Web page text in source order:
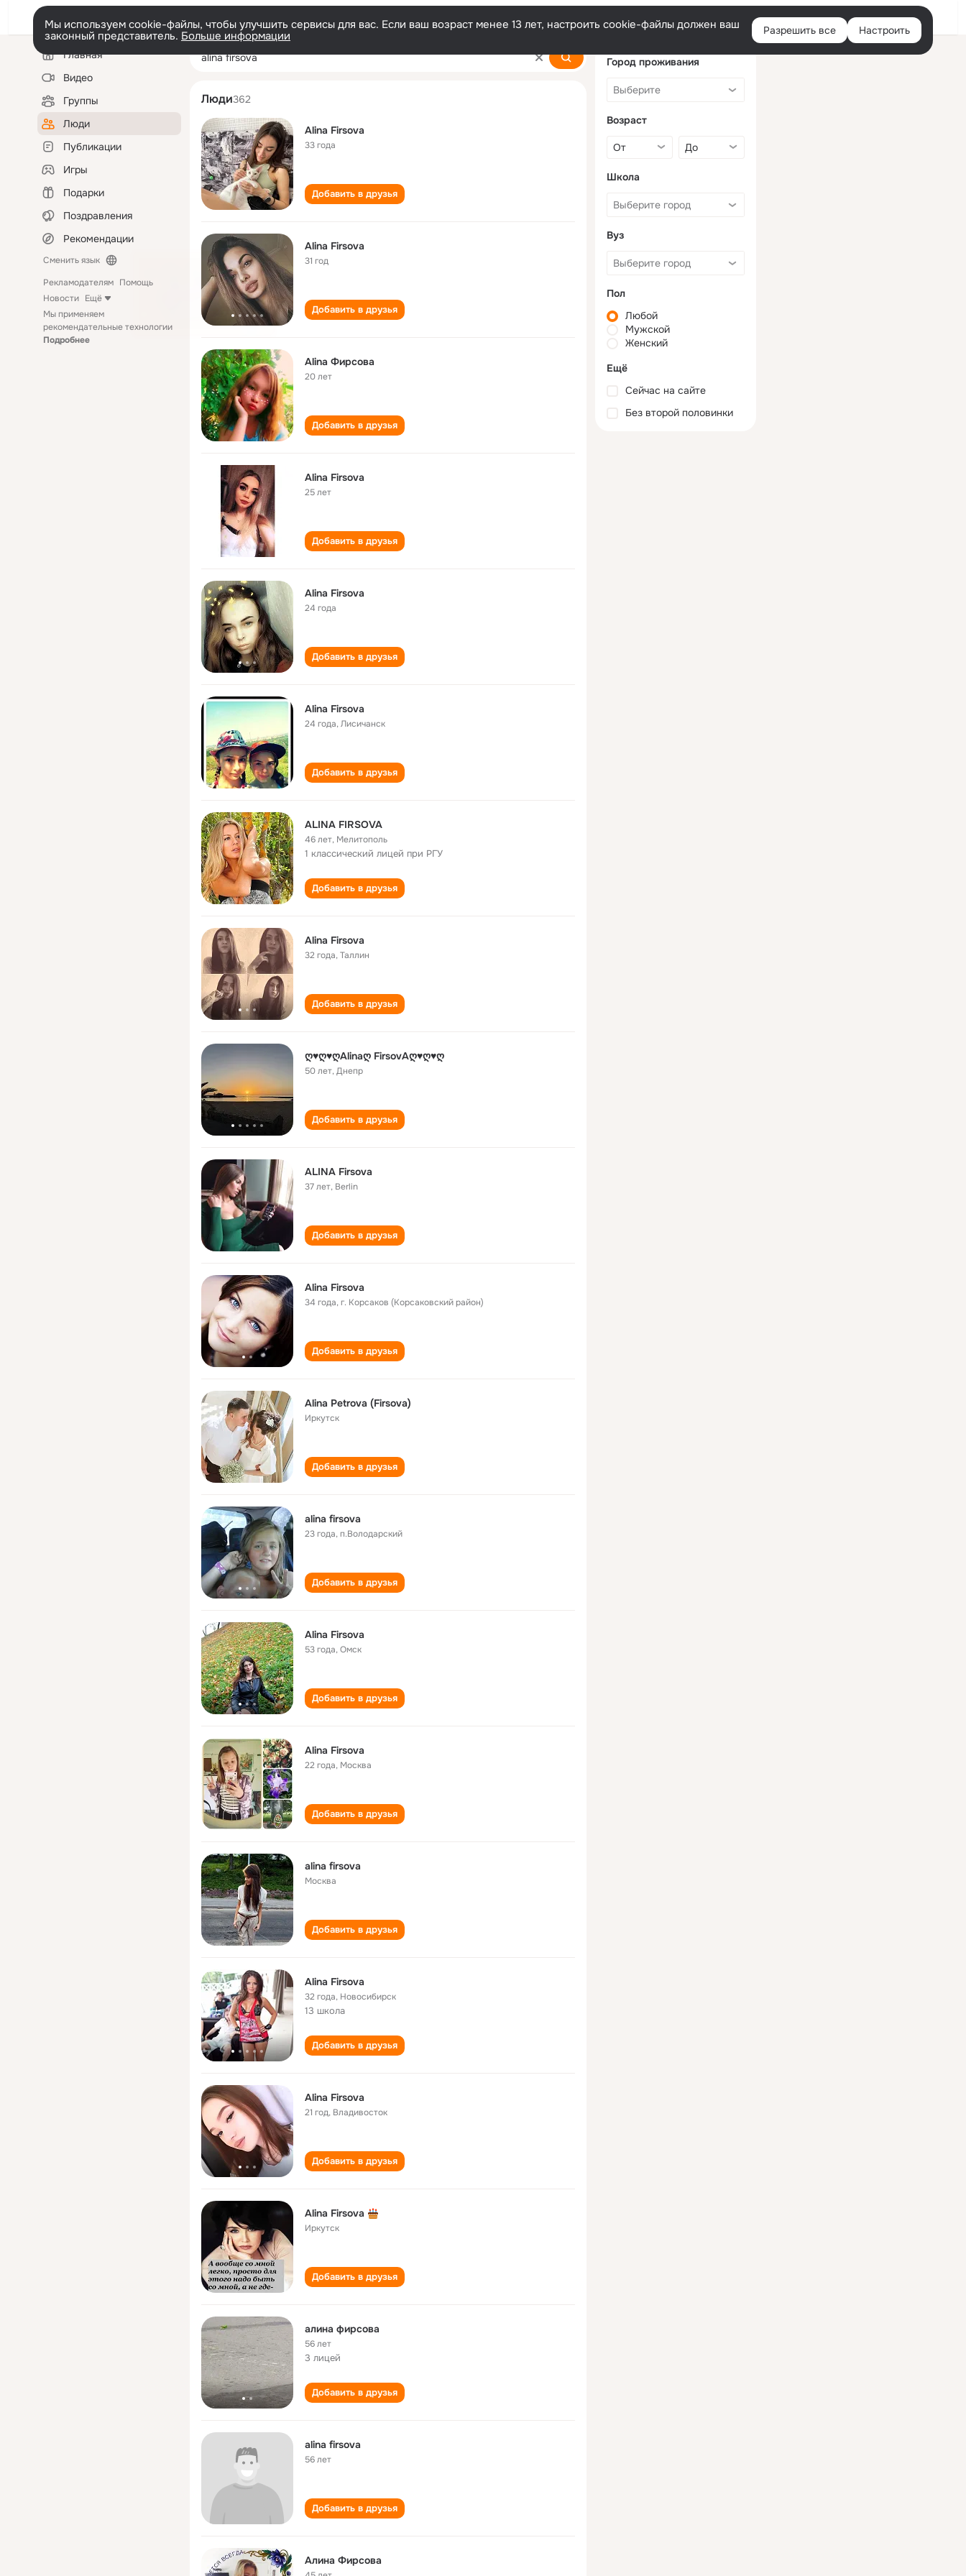
Войти
Мы используем cookie-файлы, чтобы улучшить сервисы для вас. Если ваш возраст менее 13 лет, настроить cookie-файлы должен ваш
законный представитель. Больше информации Разрешить все Настроить
Левая
колонкаГлавная
Видео
Группы
Люди
Публикации
Игры
Подарки
Поздравления
Рекомендации
Сменить язык
Рекламодателям Помощь
Новости Ещё
Мы применяем
рекомендательные технологии
Подробнее
alina firsova
Люди362
Alina Firsova
33 года
Добавить в друзья
Alina Firsova
31 год
Добавить в друзья
Alina Фирсова
20 лет
Добавить в друзья
Alina Firsova
25 лет
Добавить в друзья
Alina Firsova
24 года
Добавить в друзья
Alina Firsova
24 года,Лисичанск
Добавить в друзья
ALINA FIRSOVA
46 лет, Мелитополь
1 классический лицей при РГУ
Добавить в друзья
Alina Firsova
32 года,Таллин
Добавить в друзья
ღ♥ღ♥ღAlinaღ FirsovAღ♥ღ♥ღ
50 лет,Днепр
Добавить в друзья
ALINA Firsova
37 лет, Berlin
Добавить в друзья
Alina Firsova
34 года,г. Корсаков (Корсаковский район)
Добавить в друзья
Alina Petrova (Firsova)
Иркутск
Добавить в друзья
alina firsova
23 года,п.Володарский
Добавить в друзья
Alina Firsova
53 года,Омск
Добавить в друзья
Alina Firsova
22 года, Москва
Добавить в друзья
alina firsova
Москва
Добавить в друзья
Alina Firsova
32 года, Новосибирск
13 школа
Добавить в друзья
Alina Firsova
21 год, Владивосток
Добавить в друзья
Alina Firsova
Иркутск
Добавить в друзья
алина фирсова
56 лет
3 лицей
Добавить в друзья
alina firsova
56 лет
Добавить в друзья
Алина Фирсова
Город проживания
Возраст
Школа
Вуз
Пол
Любой
Мужской
Женский
Ещё
Сейчас на сайте
Без второй половинки